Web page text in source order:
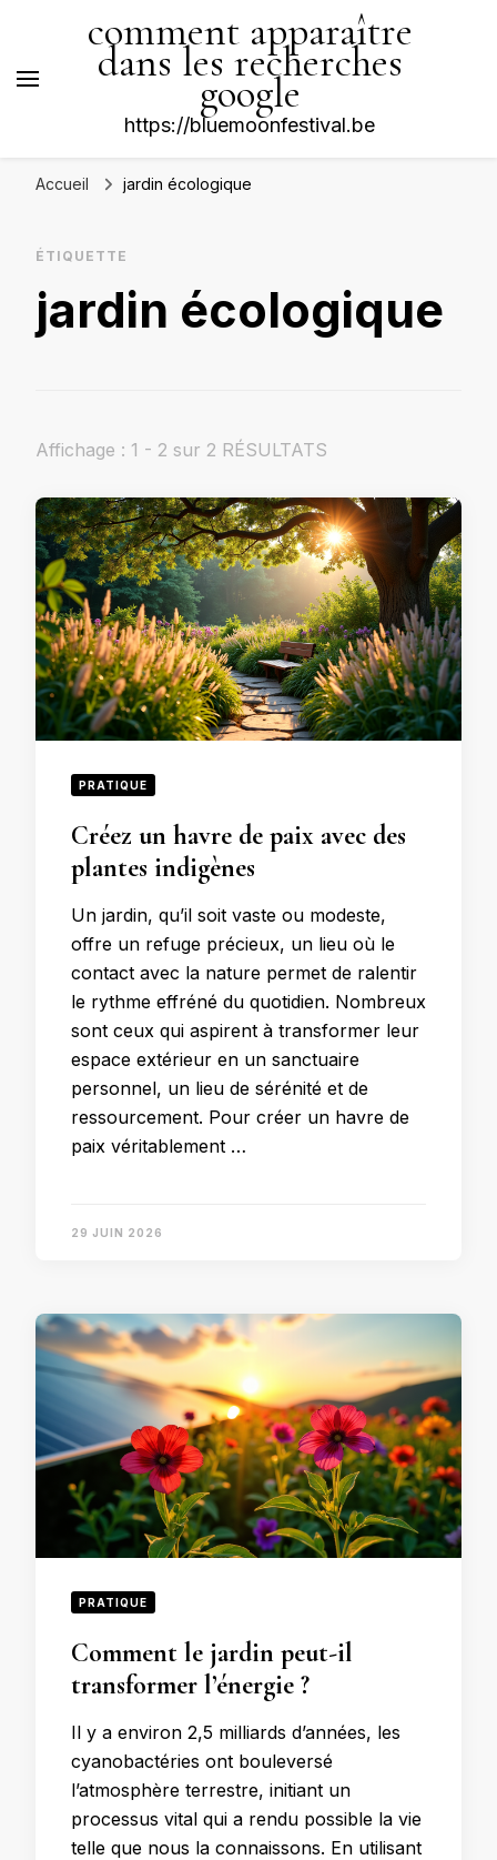
comment apparaître
dans les recherches
google
https://bluemoonfestival.be
Accueil jardin écologique
ÉTIQUETTE
jardin écologique
Affichage : 1 - 2 sur 2 RÉSULTATS
PRATIQUE
Créez un havre de paix avec des
plantes indigènes
Un jardin, qu’il soit vaste ou modeste,
offre un refuge précieux, un lieu où le
contact avec la nature permet de ralentir
le rythme effréné du quotidien. Nombreux
sont ceux qui aspirent à transformer leur
espace extérieur en un sanctuaire
personnel, un lieu de sérénité et de
ressourcement. Pour créer un havre de
paix véritablement …
29 JUIN 2026
PRATIQUE
Comment le jardin peut-il
transformer l’énergie ?
Il y a environ 2,5 milliards d’années, les
cyanobactéries ont bouleversé
l’atmosphère terrestre, initiant un
processus vital qui a rendu possible la vie
telle que nous la connaissons. En utilisant